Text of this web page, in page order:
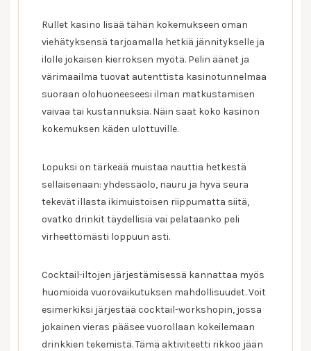
Rullet kasino lisää tähän kokemukseen oman
viehätyksensä tarjoamalla hetkiä jännitykselle ja
ilolle jokaisen kierroksen myötä. Pelin äänet ja
värimaailma tuovat autenttista kasinotunnelmaa
suoraan olohuoneeseesi ilman matkustamisen
vaivaa tai kustannuksia. Näin saat koko kasinon
kokemuksen käden ulottuville.
Lopuksi on tärkeää muistaa nauttia hetkestä
sellaisenaan: yhdessäolo, nauru ja hyvä seura
tekevät illasta ikimuistoisen riippumatta siitä,
ovatko drinkit täydellisiä vai pelataanko peli
virheettömästi loppuun asti.
Cocktail-iltojen järjestämisessä kannattaa myös
huomioida vuorovaikutuksen mahdollisuudet. Voit
esimerkiksi järjestää cocktail-workshopin, jossa
jokainen vieras pääsee vuorollaan kokeilemaan
drinkkien tekemistä. Tämä aktiviteetti rikkoo jään